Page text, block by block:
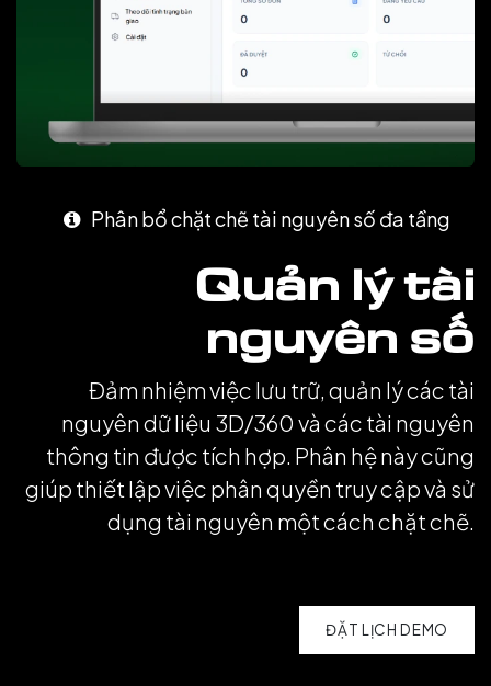
Phân bổ chặt chẽ tài nguyên số đa tầng
Quản lý tài
nguyên số
Đảm nhiệm việc lưu trữ, quản lý các tài
nguyên dữ liệu 3D/360 và các tài nguyên
thông tin được tích hợp. Phân hệ này cũng
giúp thiết lập việc phân quyền truy cập và sử
dụng tài nguyên một cách chặt chẽ.
ĐẶT LỊCH DEMO